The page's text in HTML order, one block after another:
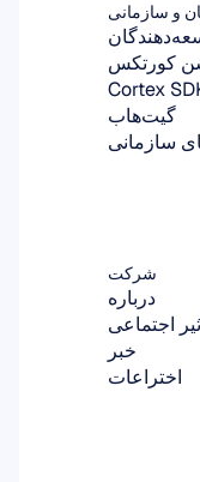
کورتکس
گیت‌هاب
سازمانی
شرکت
درباره
اجتماعی
خبر
اختراعات